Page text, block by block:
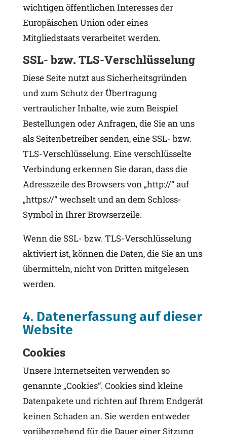
wichtigen öffentlichen Interesses der
Europäischen Union oder eines
Mitgliedstaats verarbeitet werden.
SSL- bzw. TLS-Verschlüsselung
Diese Seite nutzt aus Sicherheitsgründen
und zum Schutz der Übertragung
vertraulicher Inhalte, wie zum Beispiel
Bestellungen oder Anfragen, die Sie an uns
als Seitenbetreiber senden, eine SSL- bzw.
TLS-Verschlüsselung. Eine verschlüsselte
Verbindung erkennen Sie daran, dass die
Adresszeile des Browsers von „http://“ auf
„https://“ wechselt und an dem Schloss-
Symbol in Ihrer Browserzeile.
Wenn die SSL- bzw. TLS-Verschlüsselung
aktiviert ist, können die Daten, die Sie an uns
übermitteln, nicht von Dritten mitgelesen
werden.
4. Datenerfassung auf dieser
Website
Cookies
Unsere Internetseiten verwenden so
genannte „Cookies“. Cookies sind kleine
Datenpakete und richten auf Ihrem Endgerät
keinen Schaden an. Sie werden entweder
vorübergehend für die Dauer einer Sitzung